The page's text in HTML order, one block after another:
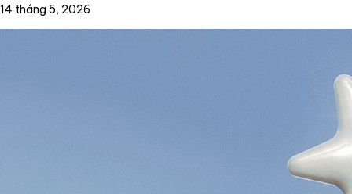
14 tháng 5, 2026